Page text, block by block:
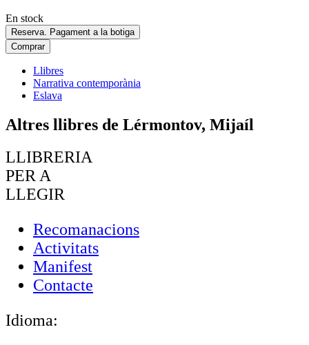
En stock
Reserva. Pagament a la botiga
Comprar
Llibres
Narrativa contemporània
Eslava
Altres llibres de Lérmontov, Mijaíl
LLIBRERIA
PER A
LLEGIR
Recomanacions
Activitats
Manifest
Contacte
Idioma: